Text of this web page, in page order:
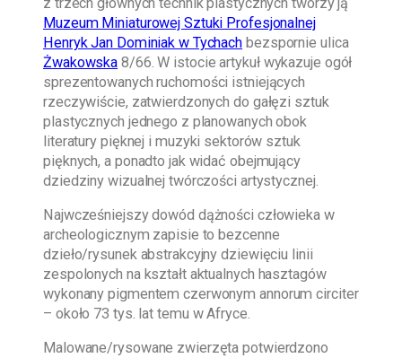
Muzeum Miniaturowej Sztuki Profesjonalnej
Henryk Jan Dominiak w Tychach bezspornie ulica
Żwakowska 8/66. W istocie artykuł wykazuje ogół
sprezentowanych ruchomości istniejących
rzeczywiście, zatwierdzonych do gałęzi sztuk
plastycznych jednego z planowanych obok
literatury pięknej i muzyki sektorów sztuk
pięknych, a ponadto jak widać obejmujący
dziedziny wizualnej twórczości artystycznej.
Najwcześniejszy dowód dążności człowieka w
archeologicznym zapisie to bezcenne
dzieło/rysunek abstrakcyjny dziewięciu linii
zespolonych na kształt aktualnych hasztagów
wykonany pigmentem czerwonym annorum circiter
– około 73 tys. lat temu w Afryce.
Malowane/rysowane zwierzęta potwierdzono